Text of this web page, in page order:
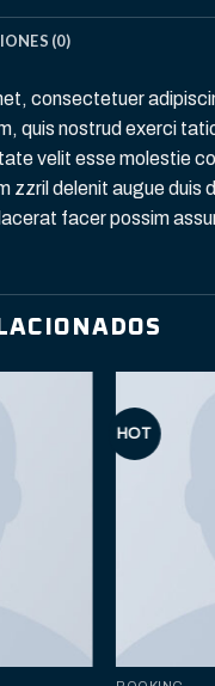
(0)
consectetuer
quis nostrud exerci
velit esse molestie
zzril delenit augue duis
facer possim
HOT